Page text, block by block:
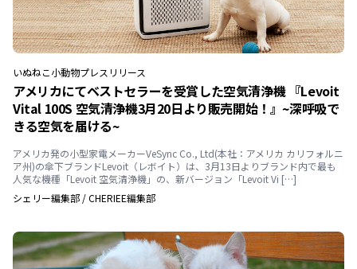
いぬねこ小動物プレスリリース
アメリカにてベストセラーを受賞した空気清浄機 『Levoit
Vital 100S 空気清浄機3月20日より販売開始！』~深呼吸で
きる空気を届ける~
アメリカ発の小型家電メーカーVeSync Co., Ltd(本社：アメリカ カリフォルニ
ア州)の傘下ブランドLevoit（レボイト）は、3月13日よりブランド内で最も
人気な機種「Levoit 空気清浄機」の、新バージョン「Levoit Vi […]
シェリー編集部 /CHERIEE編集部